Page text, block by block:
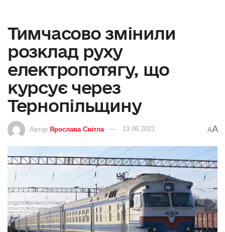
Тимчасово змінили
розклад руху
електропотягу, що
курсує через
Тернопільщину
Автор Ярослава Світла 13.06.2023 AA